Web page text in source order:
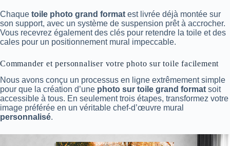
Chaque toile photo grand format est livrée déjà montée sur
son support, avec un système de suspension prêt à accrocher.
Vous recevrez également des clés pour retendre la toile et des
cales pour un positionnement mural impeccable.
Commander et personnaliser votre photo sur toile facilement
Nous avons conçu un processus en ligne extrêmement simple
pour que la création d’une photo sur toile grand format soit
accessible à tous. En seulement trois étapes, transformez votre
image préférée en un véritable chef-d’œuvre mural
personnalisé.